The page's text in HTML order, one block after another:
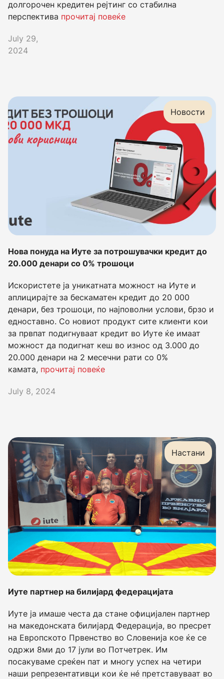
долгорочен кредитен рејтинг со стабилна
перспектива прочитај повеќе
July 29,
2024
Нова понуда на Иуте за потрошувачки кредит до
20.000 денари со 0% трошоци
Искористете ја уникатната можност на Иуте и
аплицирајте за бескаматен кредит до 20 000
денари, без трошоци, по најповолни услови, брзо и
едноставно. Со новиот продукт сите клиенти кои
за првпат подигнуваат кредит во Иуте ќе имаат
можност да подигнат кеш во износ од 3.000 до
20.000 денари на 2 месечни рати со 0%
камата, прочитај повеќе
July 8, 2024
Новости
Иуте партнер на билијард федерацијата
Иуте ја имаше честа да стане официјален партнер
на македонската билијард Федерација, во пресрет
на Европското Првенство во Словенија кое ќе се
одржи 8ми до 17 јули во Потчетрек. Им
посакуваме среќен пат и многу успех на четири
наши репрезентативци кои ќе нé претставуваат во
Настани